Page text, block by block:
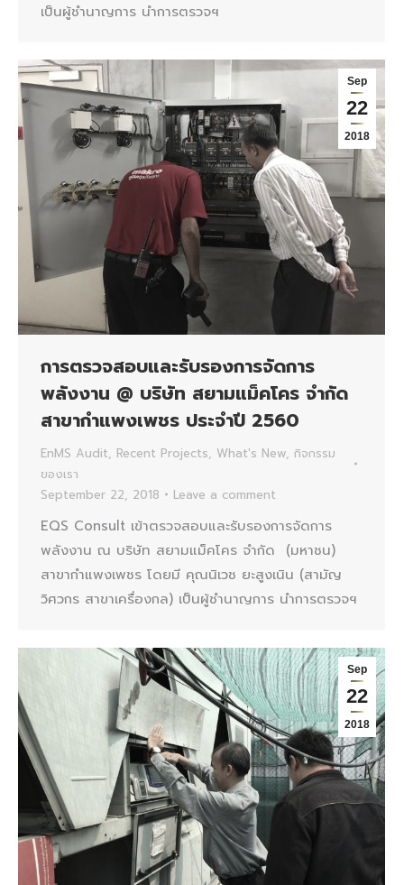
เป็นผู้ชำนาญการ นำการตรวจฯ
Sep
22
2018
การตรวจสอบและรับรองการจัดการ
พลังงาน @ บริษัท สยามแม็คโคร จำกัด
สาขากำแพงเพชร ประจำปี 2560
EnMS Audit, Recent Projects, What's New, กิจกรรม
ของเรา
September 22, 2018
Leave a comment
EQS Consult เข้าตรวจสอบและรับรองการจัดการ
พลังงาน ณ บริษัท สยามแม็คโคร จำกัด (มหาชน)
สาขากำแพงเพชร โดยมี คุณนิเวช ยะสูงเนิน (สามัญ
วิศวกร สาขาเครื่องกล) เป็นผู้ชำนาญการ นำการตรวจฯ
Sep
22
2018